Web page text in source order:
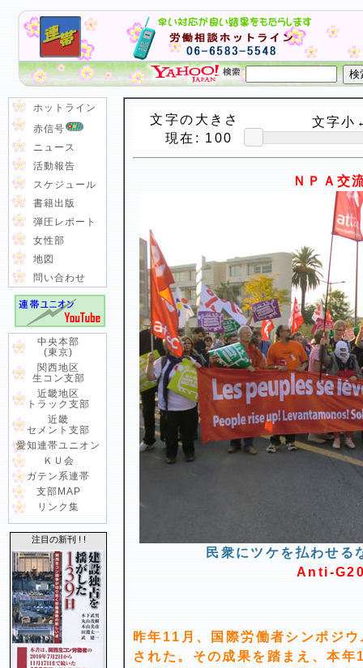
ホットライン
赤信号
ニュース
活動報告
スケジュール
書籍出版
弾圧レポート
女性部
地図
問い合わせ
中央本部
(東京)
関西地区
生コン支部
近畿地区
トラック支部
近畿
セメント支部
愛知連帯ユニオン
ＫＵ会
ガテン系連帯
支部MAP
リンク集
注目の新刊 ! !
文字の大きさ
現在: 100
文字小←
ＮＰＡ交
民衆にツケを払わせ
Anti-
昨年11月、国際労働者シンポジ
された。その成果を踏まえ、本